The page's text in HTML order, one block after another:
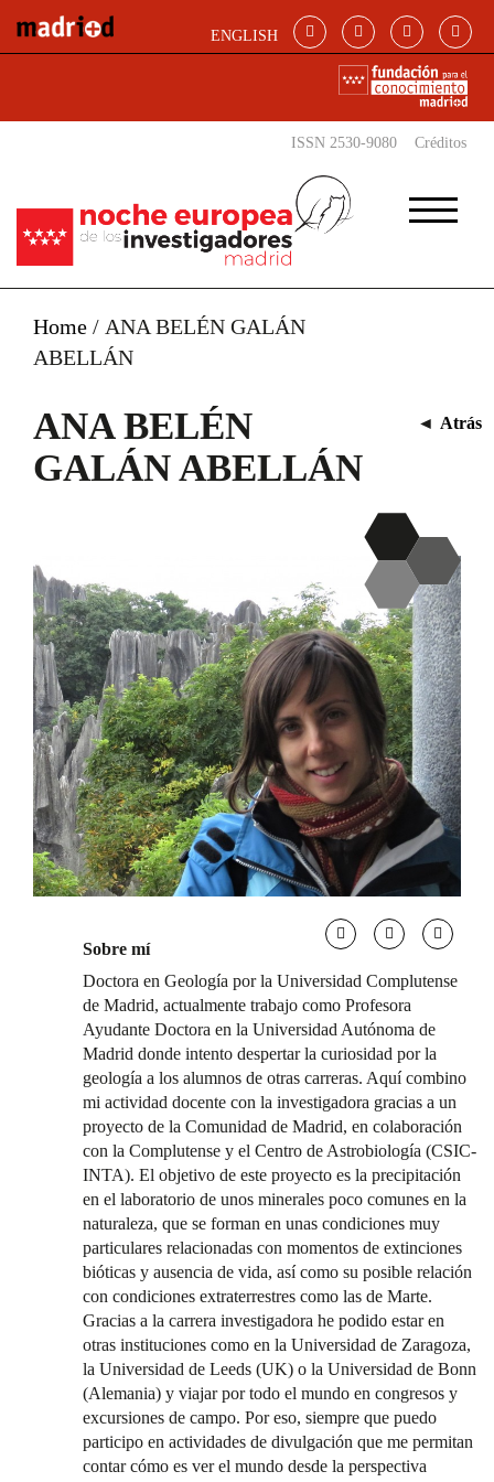
ENGLISH
ISSN 2530-9080 Créditos
Home / ANA BELÉN GALÁN
ABELLÁN
ANA BELÉN
GALÁN ABELLÁN
◄ Atrás
Sobre mí
Doctora en Geología por la Universidad Complutense
de Madrid, actualmente trabajo como Profesora
Ayudante Doctora en la Universidad Autónoma de
Madrid donde intento despertar la curiosidad por la
geología a los alumnos de otras carreras. Aquí combino
mi actividad docente con la investigadora gracias a un
proyecto de la Comunidad de Madrid, en colaboración
con la Complutense y el Centro de Astrobiología (CSIC-
INTA). El objetivo de este proyecto es la precipitación
en el laboratorio de unos minerales poco comunes en la
naturaleza, que se forman en unas condiciones muy
particulares relacionadas con momentos de extinciones
bióticas y ausencia de vida, así como su posible relación
con condiciones extraterrestres como las de Marte.
Gracias a la carrera investigadora he podido estar en
otras instituciones como en la Universidad de Zaragoza,
la Universidad de Leeds (UK) o la Universidad de Bonn
(Alemania) y viajar por todo el mundo en congresos y
excursiones de campo. Por eso, siempre que puedo
participo en actividades de divulgación que me permitan
contar cómo es ver el mundo desde la perspectiva